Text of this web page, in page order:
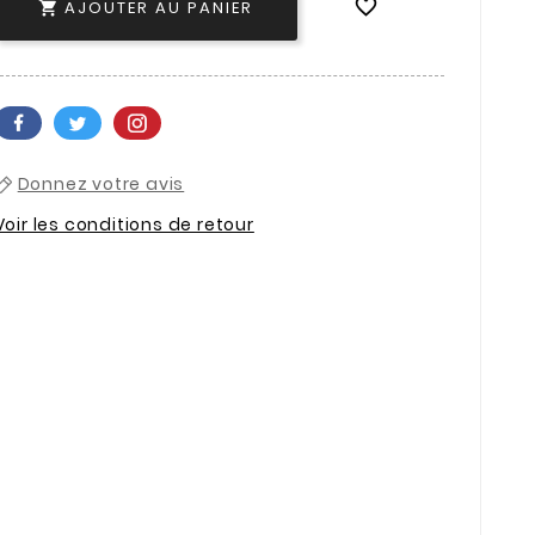
 AJOUTER AU PANIER 
Donnez votre avis
les conditions de retour